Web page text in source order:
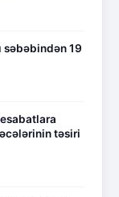
səbəbindən 19
təsiri